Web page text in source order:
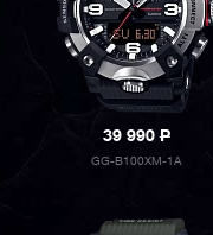
39 990P
GG-B100XM-1A